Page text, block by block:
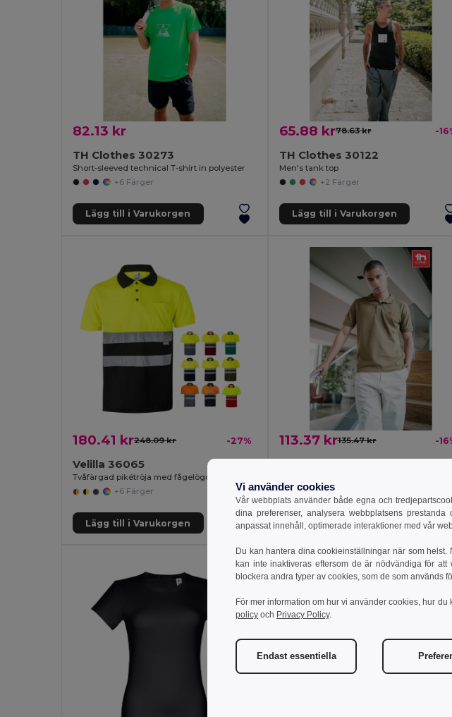
82.13 kr
TH Clothes 30273
Short-sleeved technical T-shirt in polyester
+6 Färger
Lägg till i Varukorgen
65.88 kr78.63 kr -
TH Clothes 30122
Men's tank top
+2 Färger
Lägg till i Varukorgen
180.41 kr248.09 kr -27%
Velilla 36065
+6 Färger
Lägg till i Varukorgen
113.37 kr135.47 kr -
+21 Färger
Lägg till i Varukorgen
Vi använder cookies
Vår webbplats använder både egna och
dina preferenser, analysera webbplatsens
anpassat innehåll, optimerade interaktioner med vår
Du kan hantera dina cookieinställningar när som
kan inte inaktiveras eftersom de är nödvändiga för
blockera andra typer av cookies, som de som används
För mer information om hur vi använder cookies, hur
policy och Privacy Policy.
Endast essentiella